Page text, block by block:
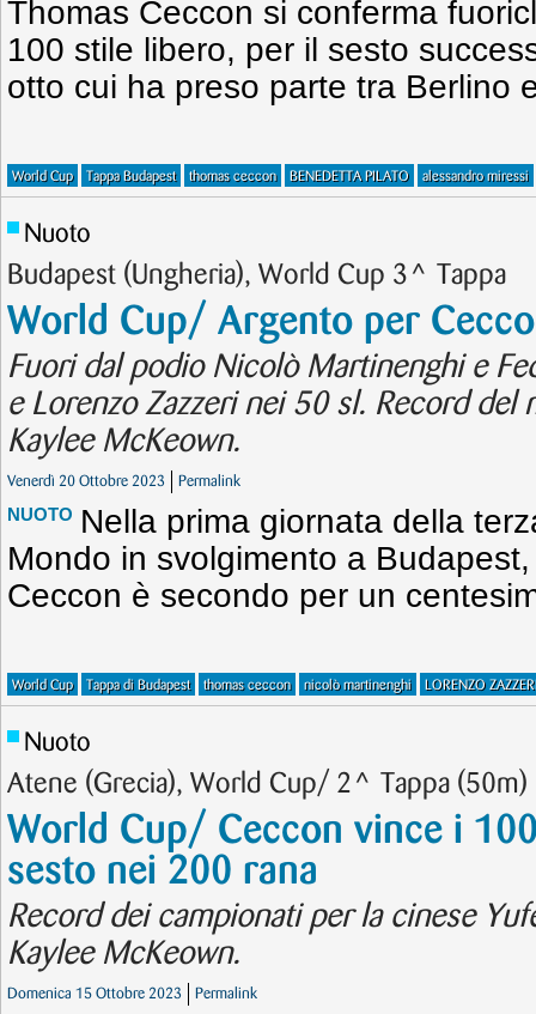
Thomas Ceccon si conferma
100 stile libero, per il sesto
otto cui ha preso parte tra Berlino
World Cup Tappa Budapest thomas ceccon BENEDETTA PILATO alessandro miressi
Nuoto
Budapest (Ungheria), World Cup 3^ Tappa
World Cup/ Argento per
Fuori dal podio Nicolò Martinenghi e
e Lorenzo Zazzeri nei 50 sl. Record del
Kaylee McKeown.
Venerdì 20 Ottobre 2023 Permalink
NUOTO Nella prima giornata della
Mondo in svolgimento a
Ceccon è secondo per un
World Cup Tappa di Budapest thomas ceccon nicolò martinenghi LORENZO
Nuoto
Atene (Grecia), World Cup/ 2^ Tappa (50m)
World Cup/ Ceccon vince i
sesto nei 200 rana
Record dei campionati per la cinese
Kaylee McKeown.
Domenica 15 Ottobre 2023 Permalink